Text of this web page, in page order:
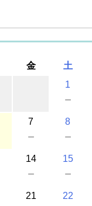
金
土
1
－
7
－
8
－
14
－
15
－
21 22